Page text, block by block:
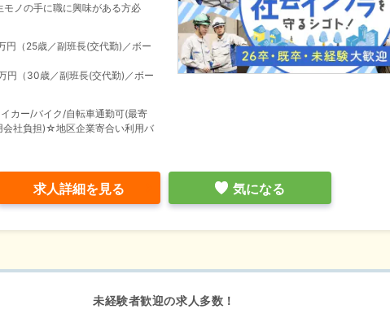
モノの手に職に興味がある方必
円（25歳／副班長(交代勤)／ボー
円（30歳／副班長(交代勤)／ボー
カー/バイク/自転車通勤可(最寄
会社負担)☆地区企業寄合い利用バ
求人詳細を見る 気になる
未経験者歓迎の求人多数！